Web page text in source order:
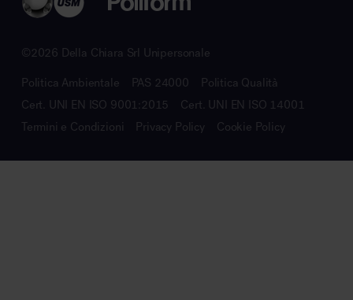
©2026 Della Chiara Srl Unipersonale
Politica Ambientale PAS 24000
Politica Qualità
Cert. UNI EN ISO 9001:2015
Cert. UNI EN ISO 14001
Termini e Condizioni
Privacy Policy Cookie Policy